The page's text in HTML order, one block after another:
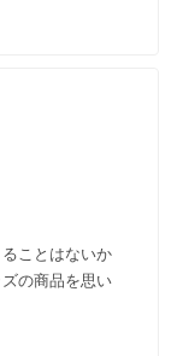
ことはないか
の商品を思い